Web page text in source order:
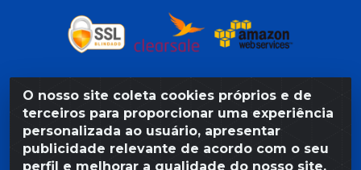
O nosso site coleta cookies próprios e de
terceiros para proporcionar uma experiência
personalizada ao usuário, apresentar
publicidade relevante de acordo com o seu
perfil e melhorar a qualidade do nosso site.
Razão Social: Armazém Coral LTDA - Rua da Praia,
103 - São José - Recife/PE - CEP 50020-550 -
CNPJ 11.623.188/0027-80